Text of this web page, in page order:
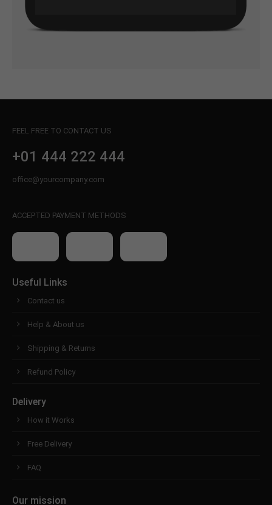
FEEL FREE TO CONTACT US
+01 444 222 444
office@yourcompany.com
ACCEPTED PAYMENT METHODS
Useful Links
Contact us
Help & About us
Shipping & Returns
Refund Policy
Delivery
How it Works
Free Delivery
FAQ
Our mission